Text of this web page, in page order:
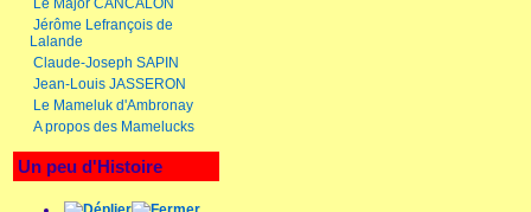
Le Major CANCALON
Jérôme Lefrançois de
Lalande
Claude-Joseph SAPIN
Jean-Louis JASSERON
Le Mameluk d'Ambronay
A propos des Mamelucks
Un peu d'Histoire